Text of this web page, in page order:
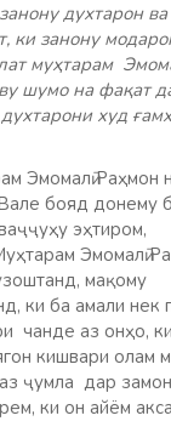
духтарон
ки занону
муҳтарам
шумо на фақат
худ
Эмомалӣ Раҳмон
бояд донему
эҳтиром,
Эмомалӣ
мақому
ки ба амали нек
чанде аз онҳо, ки
кишвари олам
ҷумла дар
ки он айём